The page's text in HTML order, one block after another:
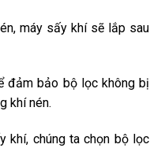
máy sấy khí sẽ lắp sau
đảm bảo bộ lọc không bị
khí nén.
khí, chúng ta chọn bộ lọc